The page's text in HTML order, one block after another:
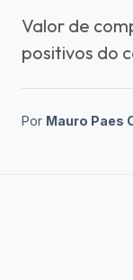
Valor de
positivos do
Por Mauro Paes